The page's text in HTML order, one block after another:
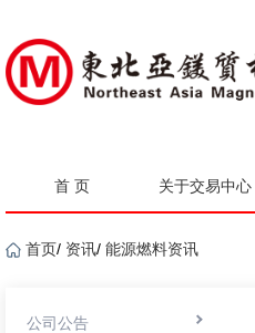
首 页 关于交易中心
首页/ 资讯/ 能源燃料资讯
公司公告